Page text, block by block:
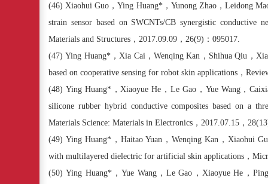
(46) Xiaohui Guo ，Ying Huang*， Yunong Zhao，Leidong
strain sensor based on SWCNTs/CB synergistic
Materials and Structures ， 2017.09.09 ， 26(9) ： 095017.
(47)Ying Huang*， Xia Cai ，Wenqing Kan ， Shihua Qiu ，
based on cooperative sensing for robot skin applications ，
(48) Ying Huang*， Xiaoyue He ，Le Gao， Yue Wang，
silicone rubber hybrid conductive composites based on a
Materials Science: Materials in Electronics ， 2017.07.15 ，
(49) Ying Huang*， Haitao Yuan ， Wenqing Kan ， Xiaohui
with multilayered dielectric for artificial skin applications ，
(50)Ying Huang*，Yue Wang，Le Gao ， Xiaoyue He ，